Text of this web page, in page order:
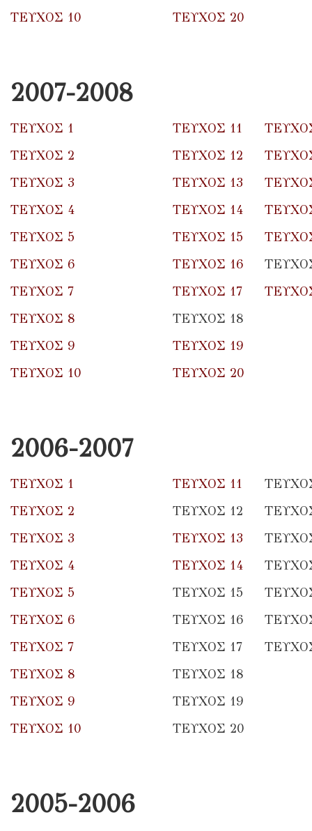
ΤΕΥΧΟΣ 10
ΤΕΥΧΟΣ 20
2007-2008
ΤΕΥΧΟΣ 1 ΤΕΥΧΟΣ 11
ΤΕΥΧΟΣ 2
ΤΕΥΧΟΣ 12
ΤΕΥΧΟΣ 3
ΤΕΥΧΟΣ 13
ΤΕΥΧΟΣ 4
ΤΕΥΧΟΣ 14
ΤΕΥΧΟΣ 5
ΤΕΥΧΟΣ 15
ΤΕΥΧΟΣ 6
ΤΕΥΧΟΣ 16
ΤΕΥΧΟΣ 7
ΤΕΥΧΟΣ 17
ΤΕΥΧΟΣ 8
ΤΕΥΧΟΣ 18
ΤΕΥΧΟΣ 9
ΤΕΥΧΟΣ 19
ΤΕΥΧΟΣ 10
ΤΕΥΧΟΣ 20
2006-2007
ΤΕΥΧΟΣ 1 ΤΕΥΧΟΣ 11
ΤΕΥΧΟΣ 2
ΤΕΥΧΟΣ 12
ΤΕΥΧΟΣ 3
ΤΕΥΧΟΣ 13
ΤΕΥΧΟΣ 4
ΤΕΥΧΟΣ 14
ΤΕΥΧΟΣ 5
ΤΕΥΧΟΣ 15
ΤΕΥΧΟΣ 6
ΤΕΥΧΟΣ 16
ΤΕΥΧΟΣ 7
ΤΕΥΧΟΣ 17
ΤΕΥΧΟΣ 8
ΤΕΥΧΟΣ 18
ΤΕΥΧΟΣ 9
ΤΕΥΧΟΣ 19
ΤΕΥΧΟΣ 10
ΤΕΥΧΟΣ 20
2005-2006